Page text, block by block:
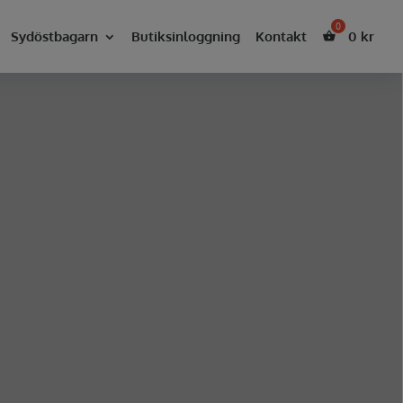
Sydöstbagarn Butiksinloggning Kontakt 0 kr